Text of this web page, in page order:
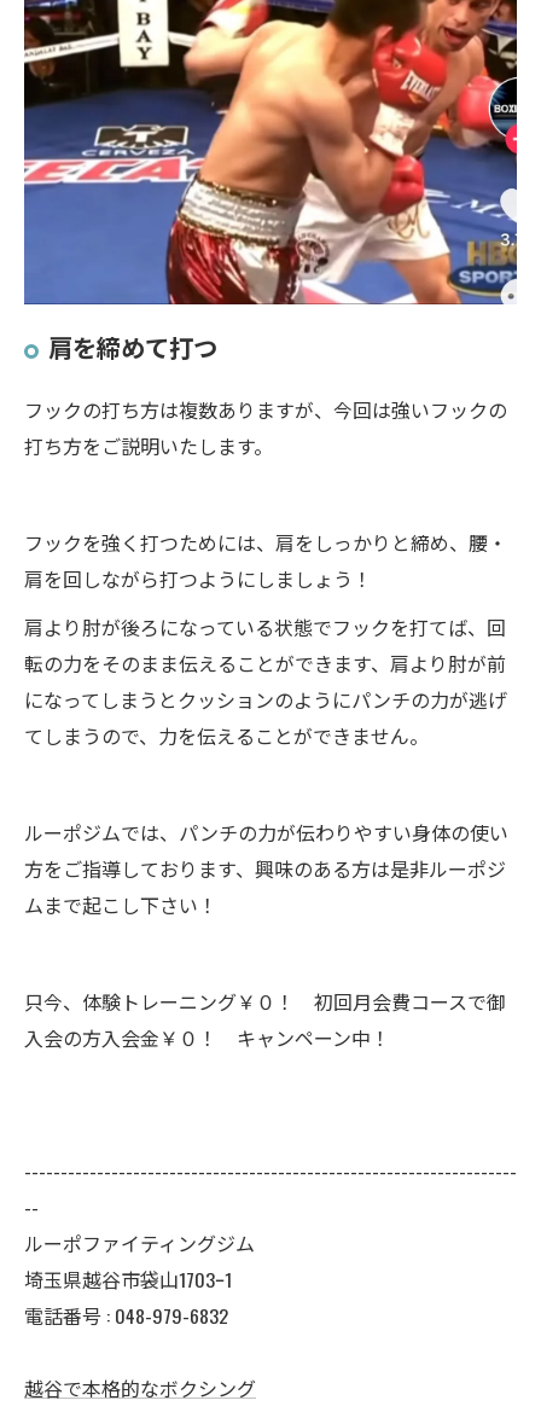
肩を締めて打つ
フックの打ち方は複数ありますが、今回は強いフックの
打ち方をご説明いたします。
フックを強く打つためには、肩をしっかりと締め、腰・
肩を回しながら打つようにしましょう！
肩より肘が後ろになっている状態でフックを打てば、回
転の力をそのまま伝えることができます、肩より肘が前
になってしまうとクッションのようにパンチの力が逃げ
てしまうので、力を伝えることができません。
ルーポジムでは、パンチの力が伝わりやすい身体の使い
方をご指導しております、興味のある方は是非ルーポジ
ムまで起こし下さい！
只今、体験トレーニング￥０！ 初回月会費コースで御
入会の方入会金￥０！ キャンペーン中！
--------------------------------------------------------------------
--
ルーポファイティングジム
埼玉県越谷市袋山1703ｰ1
電話番号 : 048-979-6832
越谷で本格的なボクシング